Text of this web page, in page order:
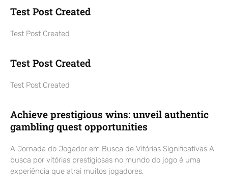
Test Post Created
Test Post Created
Test Post Created
Test Post Created
Achieve prestigious wins: unveil authentic
gambling quest opportunities
A Jornada do Jogador em Busca de Vitórias Significativas A
busca por vitórias prestigiosas no mundo do jogo é uma
experiência que atrai muitos jogadores,